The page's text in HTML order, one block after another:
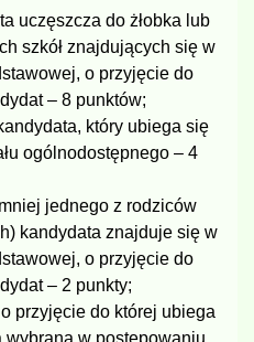
uczęszcza do żłobka lub
szkół znajdujących się w
o przyjęcie do
– 8 punktów;
który ubiega się
ogólnodostępnego – 4
jednego z rodziców
kandydata znajduje się w
o przyjęcie do
– 2 punkty;
przyjęcie do której ubiega